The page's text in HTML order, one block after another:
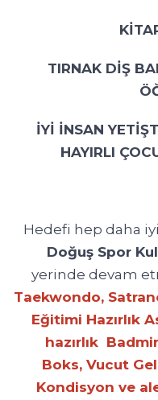
TIRNAK DİŞ
İYİ İNSAN
HAYIRLI
Hedefi hep daha
Doğuş Spor
yerinde devam
Taekwondo,
Eğitimi Hazırlık
hazırlık
Boks, Vucut
Kondisyon ve